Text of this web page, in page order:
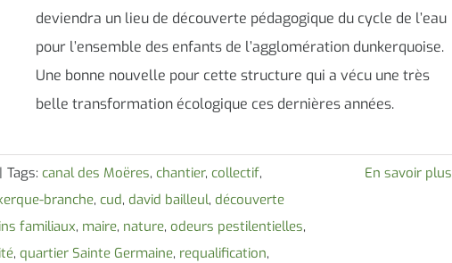
deviendra un lieu de découverte pédagogique du cycle de l’eau
pour l’ensemble des enfants de l’agglomération dunkerquoise.
Une bonne nouvelle pour cette structure qui a vécu une très
belle transformation écologique ces dernières années.
| Tags: canal des Moëres, chantier, collectif,
branche, cud, david bailleul, découverte
familiaux, maire, nature, odeurs pestilentielles,
, quartier Sainte Germaine, requalification,
En savoir plus